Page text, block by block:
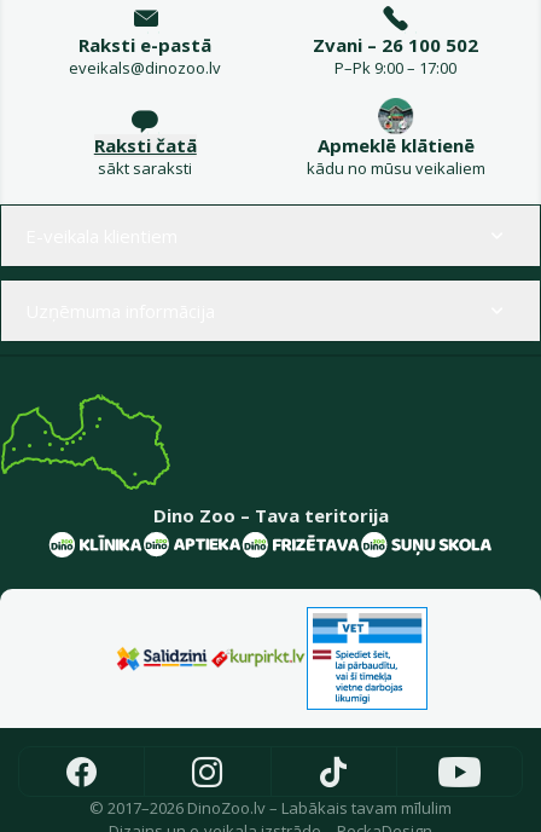
Raksti e-pastā
eveikals@dinozoo.lv
Zvani – 26 100 502
P–Pk 9:00 – 17:00
Raksti čatā
sākt saraksti
Apmeklē klātienē
kādu no mūsu veikaliem
Dino Zoo – Tava teritorija
© 2017–2026 DinoZoo.lv – Labākais tavam mīlulim